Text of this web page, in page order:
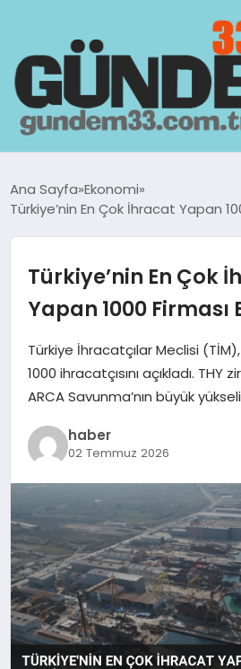
GÜNDEM
YAŞAM
SAĞLIK
TEKNOLOJI
MAGAZIN
Ana Sayfa Ekonomi
Türkiye’nin En Çok İhracat Yapan
Türkiye’nin En Çok
Yapan 1000 Firması
Türkiye İhracatçılar Meclisi
1000 ihracatçısını açıkladı. THY
ARCA Savunma’nın büyük
haber
02 Temmuz 2026